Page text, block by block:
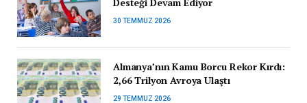
30 TEMMUZ 2026
Almanya’nın Kamu Borcu Rekor Kırdı:
2,66 Trilyon Avroya Ulaştı
29 TEMMUZ 2026